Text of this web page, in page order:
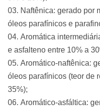
Naftênica: gerado por
óleos parafínicos e
Aromática
e asfalteno entre 10% a
Aromático-naftênica:
óleos parafínicos (teor de
35%);
Aromático-asfáltica: